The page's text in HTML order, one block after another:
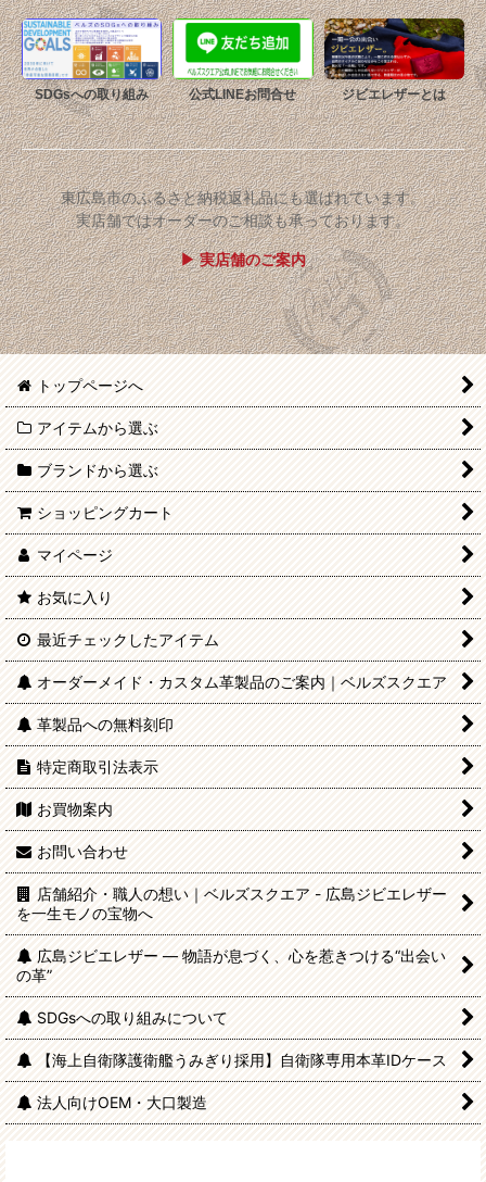
SDGsへの取り組み 公式LINEお問合せ ジビエレザーとは
東広島市のふるさと納税返礼品にも選ばれています。
実店舗ではオーダーのご相談も承っております。
▶ 実店舗のご案内
トップページへ
アイテムから選ぶ
ブランドから選ぶ
ショッピングカート
マイページ
お気に入り
最近チェックしたアイテム
オーダーメイド・カスタム革製品のご案内｜ベルズスクエア
革製品への無料刻印
特定商取引法表示
お買物案内
お問い合わせ
店舗紹介・職人の想い｜ベルズスクエア - 広島ジビエレザー
を一生モノの宝物へ
広島ジビエレザー — 物語が息づく、心を惹きつける“出会い
の革”
SDGsへの取り組みについて
【海上自衛隊護衛艦うみぎり採用】自衛隊専用本革IDケース
法人向けOEM・大口製造